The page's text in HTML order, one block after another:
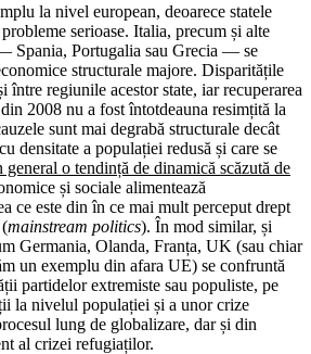
la nivel european, deoarece statele
serioase. Italia, precum și alte
Spania, Portugalia sau Grecia — se
structurale majore. Disparitățile
între regiunile acestor state, iar recuperarea
2008 nu a fost întotdeauna resimțită la
sunt mai degrabă structurale decât
densitate a populației redusă și care se
o tendință de dinamică scăzută de
și sociale alimentează
ce este din în ce mai mult perceput drept
(mainstream politics). În mod similar, și
Germania, Olanda, Franța, UK (sau chiar
un exemplu din afara UE) se confruntă
partidelor extremiste sau populiste, pe
la nivelul populației și a unor crize
lung de globalizare, dar și din
al crizei refugiaților.